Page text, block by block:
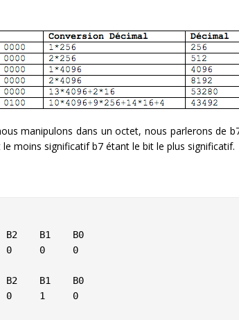
manipulons dans un octet, nous parlerons de
moins significatif b7 étant le bit le plus significatif.
B1    B0
B1    B0